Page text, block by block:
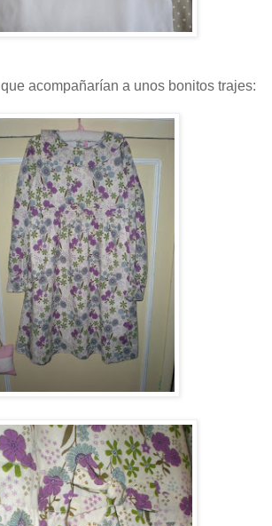
que acompañarían a unos bonitos trajes: